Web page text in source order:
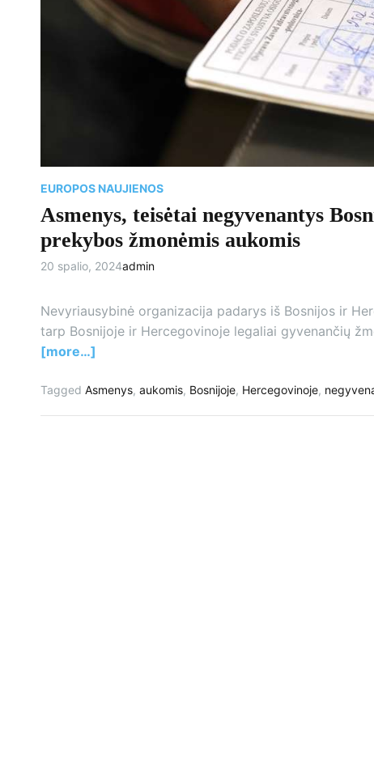
EUROPOS NAUJIENOS
Asmenys, teisėtai negyvenantys
prekybos žmonėmis aukomis
20 spalio, 2024admin
Nevyriausybinė organizacija padarys iš Bosnijos ir
tarp Bosnijoje ir Hercegovinoje legaliai gyvenančių
[more…]
Tagged Asmenys, aukomis, Bosnijoje, Hercegovinoje,